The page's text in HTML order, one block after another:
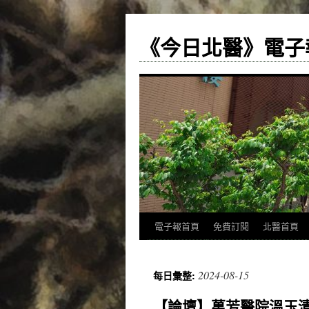
《今日北醫》電
跳
主
電子報首頁 免費訂閱 北醫首頁
每日彙整: 2024-08-15